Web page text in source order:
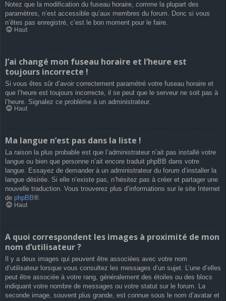
Notez que la modification du fuseau horaire, comme la plupart des
paramètres, n’est accessible qu’aux membres du forum. Donc si vous
n’êtes pas enregistré, c’est le bon moment pour le faire.
Haut
J’ai changé mon fuseau horaire et l’heure est
toujours incorrecte !
Si vous êtes sûr d’avoir correctement paramétré votre fuseau horaire et
que l’heure est toujours incorrecte, il se peut que le serveur ne soit pas à
l’heure. Signalez ce problème à un administrateur.
Haut
Ma langue n’est pas dans la liste !
La raison la plus probable est que l’administrateur n’ait pas installé votre
langue ou bien que personne n’ait encore traduit phpBB dans votre
langue. Essayez de demander à un administrateur du forum d’installer la
langue désirée. Si elle n’existe pas, n’hésitez pas à créer et partager une
nouvelle traduction. Vous trouverez plus d’informations sur le site Internet
de phpBB®.
Haut
A quoi correspondent les images à proximité de mon
nom d’utilisateur ?
Il y a deux images qui peuvent être associées avec votre nom
d’utilisateur lorsque vous consultez les messages d’un sujet. L’une d’elles
peut être associée à votre rang, généralement des étoiles ou des blocs
indiquant votre nombre de messages ou votre statut sur le forum. La
seconde image, souvent plus grande, est connue sous le nom d’avatar et